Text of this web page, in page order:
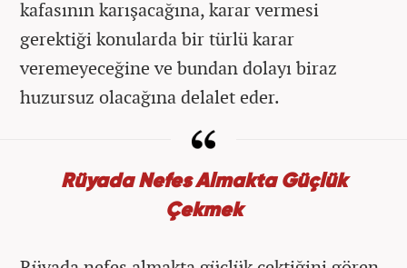
kafasının karışacağına, karar vermesi
gerektiği konularda bir türlü karar
veremeyeceğine ve bundan dolayı biraz
huzursuz olacağına delalet eder.
Rüyada Nefes Almakta Güçlük
Çekmek